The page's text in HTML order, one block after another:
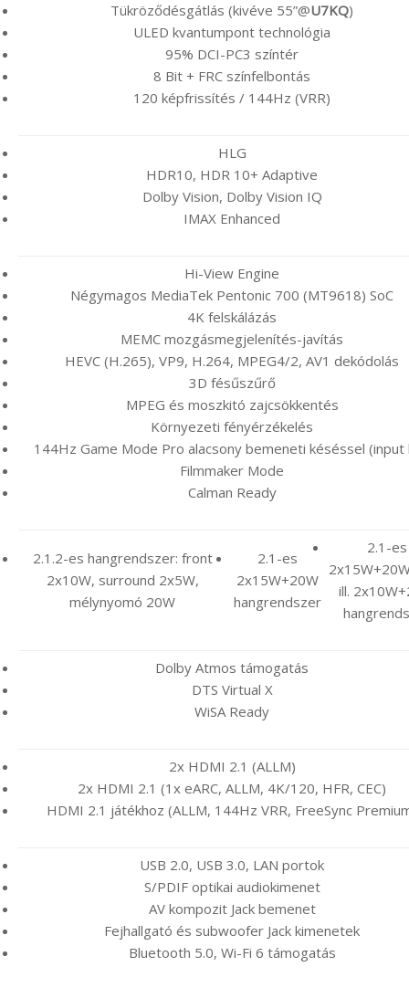
Tükröződésgátlás (kivéve 55”@U7KQ)
ULED kvantumpont technológia
95% DCI-PC3 színtér
8 Bit + FRC színfelbontás
120 képfrissítés / 144Hz (VRR)
HLG
HDR10, HDR 10+ Adaptive
Dolby Vision, Dolby Vision IQ
IMAX Enhanced
Hi-View Engine
Négymagos MediaTek Pentonic 700 (MT9618) SoC
4K felskálázás
MEMC mozgásmegjelenítés-javítás
HEVC (H.265), VP9, H.264, MPEG4/2, AV1 dekódolás
3D fésűszűrő
MPEG és moszkitó zajcsökkentés
Környezeti fényérzékelés
144Hz Game Mode Pro alacsony bemeneti késéssel (input
Filmmaker Mode
Calman Ready
2.1.2-es hangrendszer: front
2x10W, surround 2x5W,
mélynyomó 20W
2.1-es
2x15W+20W
hangrendszer
2.1-es
ill.
Dolby Atmos támogatás
DTS Virtual X
WiSA Ready
2x HDMI 2.1 (ALLM)
2x HDMI 2.1 (1x eARC, ALLM, 4K/120, HFR, CEC)
HDMI 2.1 játékhoz (ALLM, 144Hz VRR, FreeSync
USB 2.0, USB 3.0, LAN portok
S/PDIF optikai audiokimenet
AV kompozit Jack bemenet
Fejhallgató és subwoofer Jack kimenetek
Bluetooth 5.0, Wi-Fi 6 támogatás